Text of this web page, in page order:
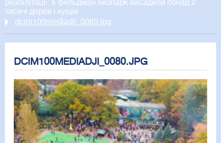
реабілітації: в фельдман екопарк висадили понад 2
тисячі дерев і кущів
dcim100mediadji_0080.jpg
DCIM100MEDIADJI_0080.JPG